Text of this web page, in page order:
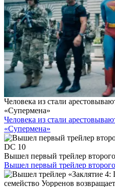
Человека из стали
«Супермена»
Человека из стали
«Супермена»
Вышел первый трейлер
Вышел первый трейлер